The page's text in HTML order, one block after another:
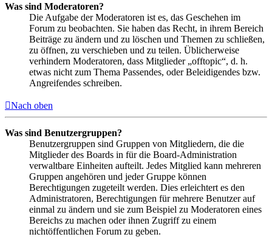
Was sind Moderatoren?
Die Aufgabe der Moderatoren ist es, das Geschehen im
Forum zu beobachten. Sie haben das Recht, in ihrem Bereich
Beiträge zu ändern und zu löschen und Themen zu schließen,
zu öffnen, zu verschieben und zu teilen. Üblicherweise
verhindern Moderatoren, dass Mitglieder „offtopic“, d. h.
etwas nicht zum Thema Passendes, oder Beleidigendes bzw.
Angreifendes schreiben.
Nach oben
Was sind Benutzergruppen?
Benutzergruppen sind Gruppen von Mitgliedern, die die
Mitglieder des Boards in für die Board-Administration
verwaltbare Einheiten aufteilt. Jedes Mitglied kann mehreren
Gruppen angehören und jeder Gruppe können
Berechtigungen zugeteilt werden. Dies erleichtert es den
Administratoren, Berechtigungen für mehrere Benutzer auf
einmal zu ändern und sie zum Beispiel zu Moderatoren eines
Bereichs zu machen oder ihnen Zugriff zu einem
nichtöffentlichen Forum zu geben.